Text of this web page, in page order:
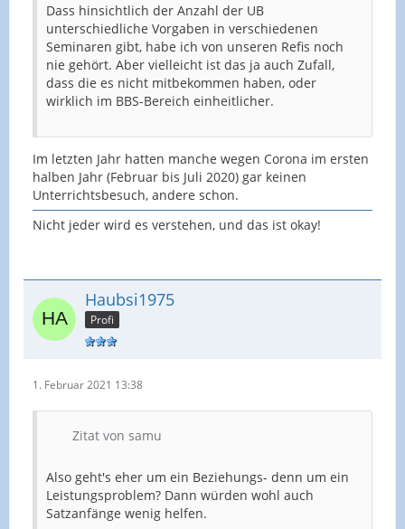
Dass hinsichtlich der Anzahl der UB
unterschiedliche Vorgaben in verschiedenen
Seminaren gibt, habe ich von unseren Refis noch
nie gehört. Aber vielleicht ist das ja auch Zufall,
dass die es nicht mitbekommen haben, oder
wirklich im BBS-Bereich einheitlicher.
Im letzten Jahr hatten manche wegen Corona im ersten
halben Jahr (Februar bis Juli 2020) gar keinen
Unterrichtsbesuch, andere schon.
Nicht jeder wird es verstehen, und das ist okay!
Haubsi1975
Profi
1. Februar 2021 13:38
Zitat von samu
Also geht's eher um ein Beziehungs- denn um ein
Leistungsproblem? Dann würden wohl auch
Satzanfänge wenig helfen.